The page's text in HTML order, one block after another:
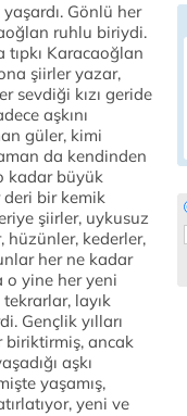
Gönlü her
ruhlu biriydi.
Karacaoğlan
şiirler yazar,
sevdiği kızı geride
aşkını
güler, kimi
da kendinden
kadar büyük
deri bir kemik
şiirler, uykusuz
hüzünler, kederler,
her ne kadar
o yine her yeni
layık
Gençlik yılları
biriktirmiş, ancak
aşkı
yaşamış,
yeni ve